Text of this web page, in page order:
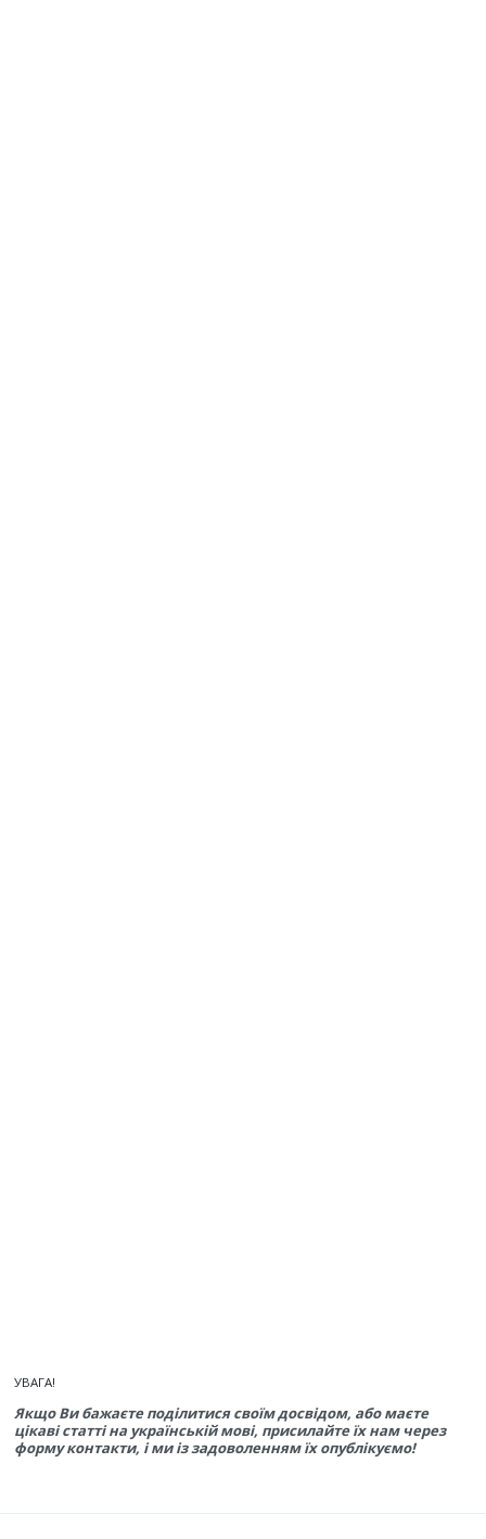
УВАГА!
Якщо Ви бажаєте поділитися своїм досвідом, або маєте
цікаві статті на українській мові, присилайте їх нам через
форму контакти, і ми із задоволенням їх опублікуємо!